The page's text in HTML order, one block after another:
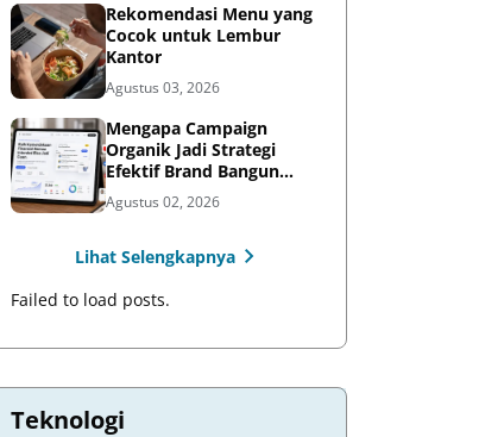
Rekomendasi Menu yang
Cocok untuk Lembur
Kantor
Agustus 03, 2026
Mengapa Campaign
Organik Jadi Strategi
Efektif Brand Bangun
Awareness di Media Sosial
Agustus 02, 2026
Lihat Selengkapnya
Failed to load posts.
Teknologi